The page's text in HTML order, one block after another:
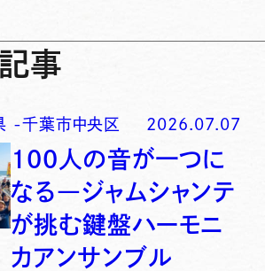
事
-千葉市中央区 2026.07.07
100人の音が一つに
なる―ジャムシャンテ
が挑む鍵盤ハーモニ
カアンサンブル